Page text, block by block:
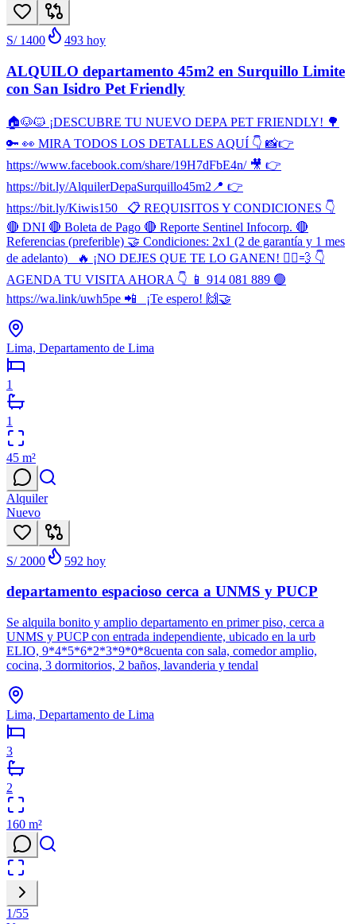
S/ 1400 493 hoy
ALQUILO departamento 45m2 en Surquillo Limite
con San Isidro Pet Friendly
🏠🐶🐱 ¡DESCUBRE TU NUEVO DEPA PET FRIENDLY! 🌳
🔑 👀 MIRA TODOS LOS DETALLES AQUÍ 👇 📸👉
https://www.facebook.com/share/19H7dFbE4n/ 🎥 👉
https://bit.ly/AlquilerDepaSurquillo45m2 ​📍 👉
https://bit.ly/Kiwis150 📋 REQUISITOS Y CONDICIONES 👇
🔴 DNI 🔴 Boleta de Pago 🔴 Reporte Sentinel Infocorp. 🔴
Referencias (preferible) 🤝 Condiciones: 2x1 (2 de garantía y 1 mes
de adelanto) 🔥 ¡NO DEJES QUE TE LO GANEN! 🏃‍♂️💨 👇
AGENDA TU VISITA AHORA 👇 📱 914 081 889 🟢
https://wa.link/uwh5pe 📲 ¡Te espero! 🙌🤝
Lima, Departamento de Lima
1
1
45 m²
Alquiler
Nuevo
S/ 2000 592 hoy
departamento espacioso cerca a UNMS y PUCP
Se alquila bonito y amplio departamento en primer piso, cerca a
UNMS y PUCP con entrada independiente, ubicado en la urb
ELIO, 9*4*5*6*2*3*9*0*8cuenta con sala, comedor amplio,
cocina, 3 dormitorios, 2 baños, lavanderia y tendal
Lima, Departamento de Lima
3
2
160 m²
1/55